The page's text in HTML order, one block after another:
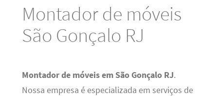
Montador de móveis
São Gonçalo RJ
Montador de móveis em São Gonçalo RJ.
Nossa empresa é especializada em serviços de